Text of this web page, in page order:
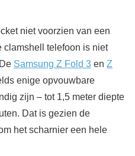
niet voorzien van een
clamshell telefoon is niet
Samsung Z Fold 3 en Z
enige opvouwbare
zijn – tot 1,5 meter diepte
Dat is gezien de
het scharnier een hele